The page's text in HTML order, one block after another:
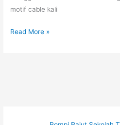
motif cable kali
Rompi
Read More »